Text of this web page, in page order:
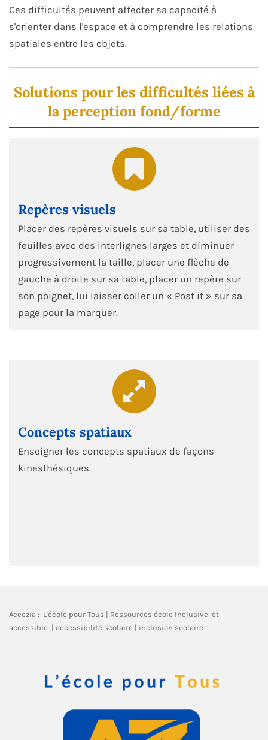
Ces difficultés peuvent affecter sa capacité à
s'orienter dans l'espace et à comprendre les relations
spatiales entre les objets.
Solutions pour les difficultés liées à
la perception fond/forme
Repères visuels
Placer des repères visuels sur sa table, utiliser des
feuilles avec des interlignes larges et diminuer
progressivement la taille, placer une flèche de
gauche à droite sur sa table, placer un repère sur
son poignet, lui laisser coller un « Post it » sur sa
page pour la marquer.
Concepts spatiaux
Enseigner les concepts spatiaux de façons
kinesthésiques.
Accezia : L'école pour Tous | Ressources école Inclusive et
accessible | accessibilité scolaire | inclusion scolaire